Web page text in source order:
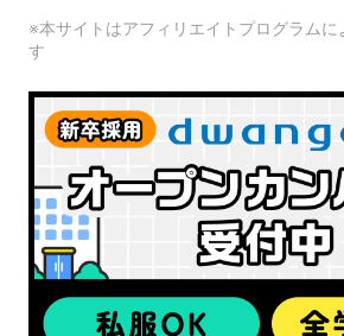
※本サイトはアフィリエイトプログラムに
す